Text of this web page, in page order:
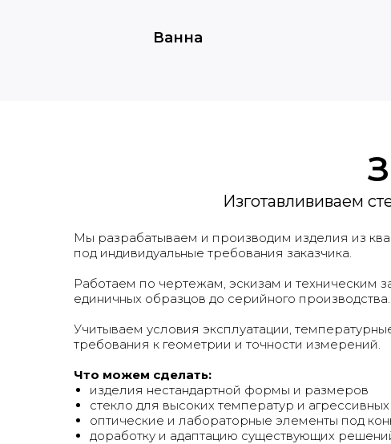
Ванна
Мы разрабатываем и производим изделия из
под индивидуальные требования заказчика.
Работаем по чертежам, эскизам и техническим
единичных образцов до серийного производства.
Учитываем условия эксплуатации,
требования к геометрии и точности измерений.
Что можем сделать:
изделия нестандартной формы и размеров
стекло для высоких температур и
оптические и лабораторные элементы под
доработку и адаптацию существующих
Изготавлививаем